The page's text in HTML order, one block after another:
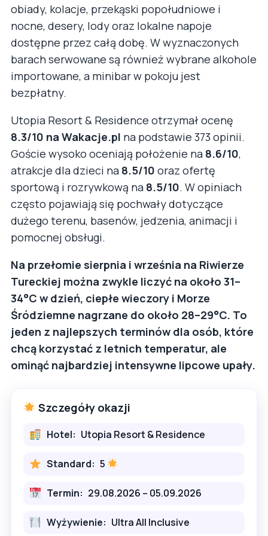
obiady, kolacje, przekąski popołudniowe i
nocne, desery, lody oraz lokalne napoje
dostępne przez całą dobę. W wyznaczonych
barach serwowane są również wybrane alkohole
importowane, a minibar w pokoju jest
bezpłatny.
Utopia Resort & Residence otrzymał ocenę
8.3/10 na Wakacje.pl na podstawie 373 opinii.
Goście wysoko oceniają położenie na 8.6/10,
atrakcje dla dzieci na 8.5/10 oraz ofertę
sportową i rozrywkową na 8.5/10. W opiniach
często pojawiają się pochwały dotyczące
dużego terenu, basenów, jedzenia, animacji i
pomocnej obsługi.
Na przełomie sierpnia i września na Riwierze
Tureckiej można zwykle liczyć na około 31–
34°C w dzień, ciepłe wieczory i Morze
Śródziemne nagrzane do około 28–29°C. To
jeden z najlepszych terminów dla osób, które
chcą korzystać z letnich temperatur, ale
ominąć najbardziej intensywne lipcowe upały.
Szczegóły okazji
Hotel: Utopia Resort & Residence
Standard: 5
Termin: 29.08.2026 – 05.09.2026
Wyżywienie: Ultra All Inclusive